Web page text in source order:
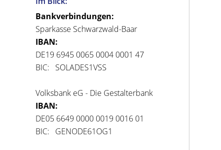
Bankverbindungen:
Sparkasse Schwarzwald-Baar
IBAN:
DE19 6945 0065 0004 0001 47
BIC: SOLADES1VSS
Volksbank eG - Die Gestalterbank
IBAN:
DE05 6649 0000 0019 0016 01
BIC: GENODE61OG1